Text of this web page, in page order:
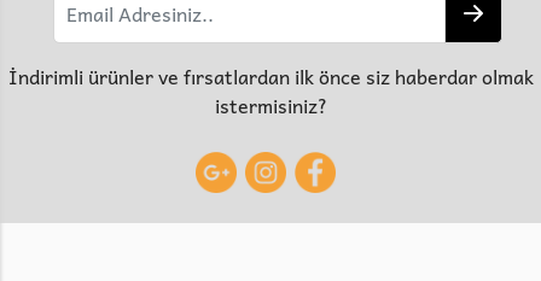
İndirimli ürünler ve fırsatlardan ilk önce siz haberdar olmak
istermisiniz?